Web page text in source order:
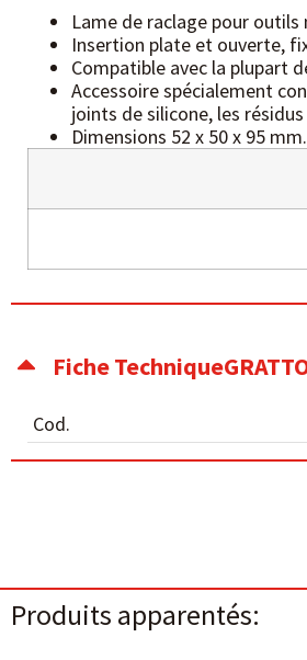
Lame de raclage pour
Insertion plate et ouverte,
Compatible avec la plupart
Accessoire spécialement
joints de silicone, les
Dimensions 52 x 50 x 95 mm.
Fiche
Cod.
Produits apparentés: